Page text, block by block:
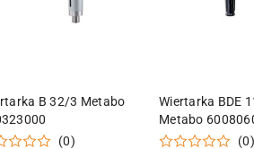
B 32/3 Metabo
(0)
DODAJ DO KOSZYKA
Wiertarka BDE
Metabo
(0)
DODAJ DO